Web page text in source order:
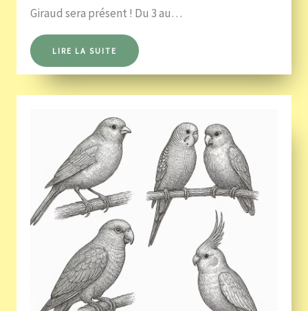
Giraud sera présent ! Du 3 au…
LIRE LA SUITE